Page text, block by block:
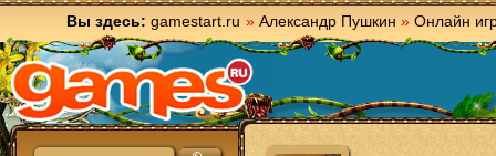
Вы здесь: gamestart.ru » Александр Пушкин » Онлайн